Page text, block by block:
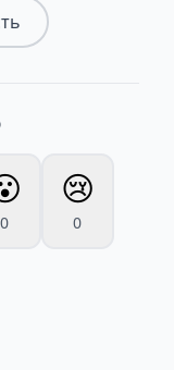
0
😢
0